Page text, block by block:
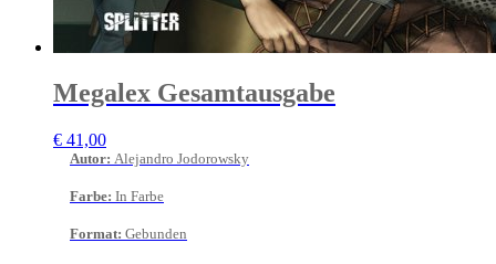
Megalex Gesamtausgabe
€ 41,00
Autor: Alejandro Jodorowsky
Farbe: In Farbe
Format: Gebunden